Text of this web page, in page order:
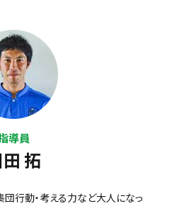
導員
拓
団行動・考える力など大人になっ